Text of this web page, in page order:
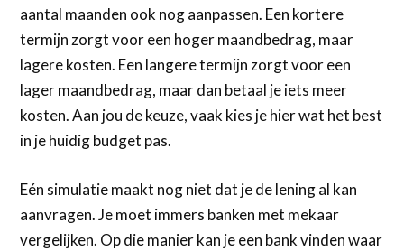
aantal maanden ook nog aanpassen. Een kortere
termijn zorgt voor een hoger maandbedrag, maar
lagere kosten. Een langere termijn zorgt voor een
lager maandbedrag, maar dan betaal je iets meer
kosten. Aan jou de keuze, vaak kies je hier wat het best
in je huidig budget pas.
Eén simulatie maakt nog niet dat je de lening al kan
aanvragen. Je moet immers banken met mekaar
vergelijken. Op die manier kan je een bank vinden waar